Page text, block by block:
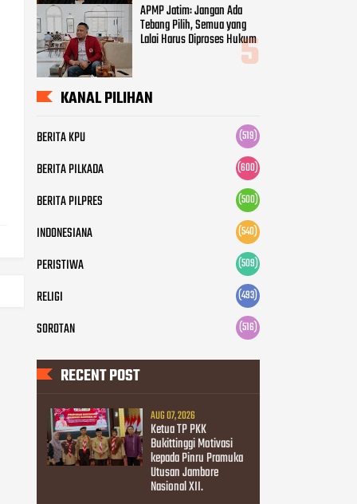
APMP Jatim: Jangan Ada
Tebang Pilih, Semua yang
Lalai Harus Diproses Hukum
KANAL PILIHAN
BERITA KPU (519)
BERITA PILKADA (600)
BERITA PILPRES (500)
INDONESIANA (540)
PERISTIWA (509)
RELIGI (493)
SOROTAN (516)
RECENT POST
AUG 07, 2026
Ketua TP PKK
Bukittinggi Motivasi
kepada Pinru Pramuka
Utusan Jambore
Nasional XII.